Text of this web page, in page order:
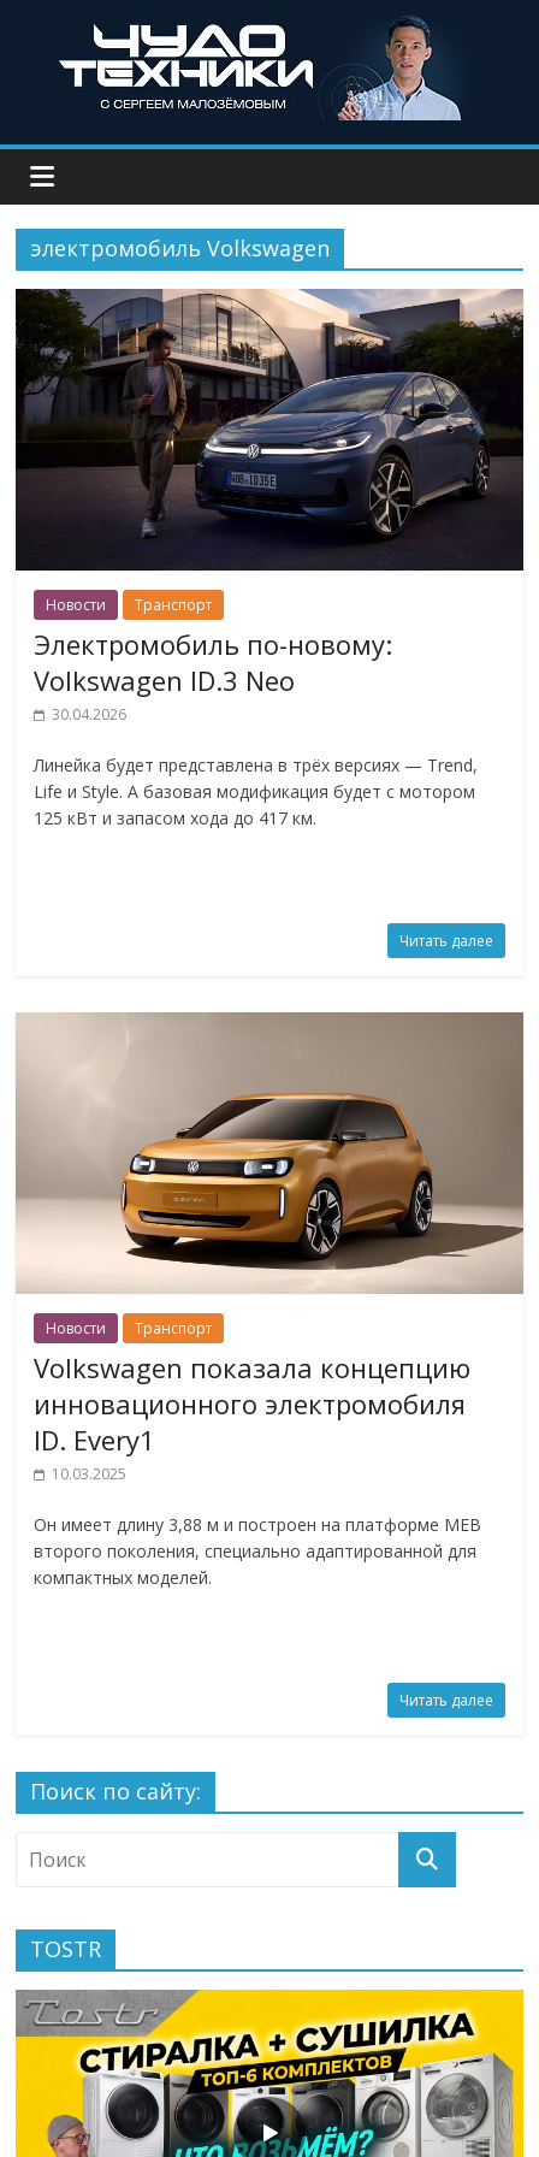
электромобиль Volkswagen
Новости Транспорт
Электромобиль по-новому:
Volkswagen ID.3 Neo
30.04.2026
Линейка будет представлена в трёх версиях — Trend,
Life и Style. А базовая модификация будет с мотором
125 кВт и запасом хода до 417 км.
Читать далее
Новости Транспорт
Volkswagen показала концепцию
инновационного электромобиля
ID. Every1
10.03.2025
Он имеет длину 3,88 м и построен на платформе MEB
второго поколения, специально адаптированной для
компактных моделей.
Читать далее
Поиск по сайту:
TOSTR